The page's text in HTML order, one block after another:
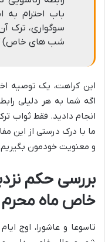
باب احترام به
سوگواری، ترک
شب های خاص)
این کراهت، یک توصیه
اگه شما به هر دلیلی
انجام دادید. فقط ثواب
ما با درک درستی از این
و معنویت خودمون
بررسی حکم
خاص ماه محرم
تاسوعا و عاشورا، اوج